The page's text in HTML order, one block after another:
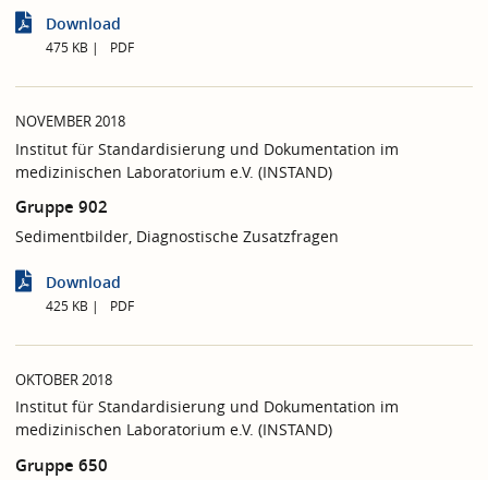
Download
475 KB PDF
NOVEMBER 2018
Institut für Standardisierung und Dokumentation im
medizinischen Laboratorium e.V. (INSTAND)
Gruppe 902
Sedimentbilder, Diagnostische Zusatzfragen
Download
425 KB PDF
OKTOBER 2018
Institut für Standardisierung und Dokumentation im
medizinischen Laboratorium e.V. (INSTAND)
Gruppe 650